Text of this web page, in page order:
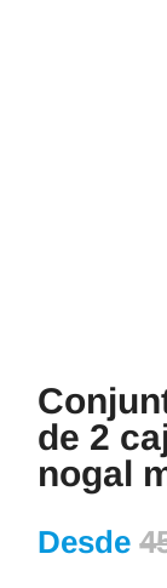
de 2
nogal
Desde